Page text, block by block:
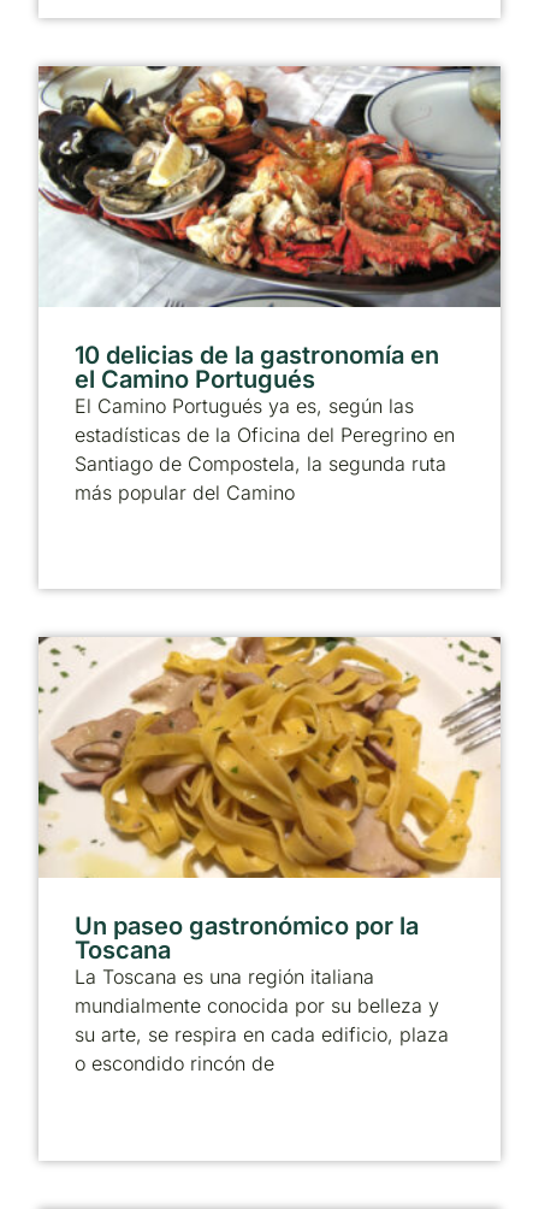
10 delicias de la gastronomía en
el Camino Portugués
El Camino Portugués ya es, según las
estadísticas de la Oficina del Peregrino en
Santiago de Compostela, la segunda ruta
más popular del Camino
Un paseo gastronómico por la
Toscana
La Toscana es una región italiana
mundialmente conocida por su belleza y
su arte, se respira en cada edificio, plaza
o escondido rincón de